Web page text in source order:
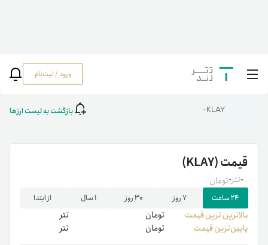
ورود / ثبت‌نام خانه رمزارزها/
KLAY
KLAY- بازگشت به لیست ارزها
قیمت(KLAY)
-تومان -تتر
۲۴ ساعت ۷ روز ۳۰ روز ۱ سال از ابتدا
بالاترین ‌ترین قیمت تومان
تتر
پایین‌ترین قیمت
تومان تتر